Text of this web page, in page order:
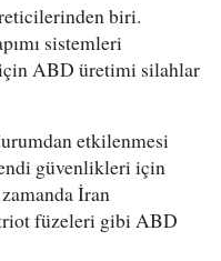
biri.
sistemleri
ABD üretimi silahlar
etkilenmesi
güvenlikleri için
İran
füzeleri gibi ABD